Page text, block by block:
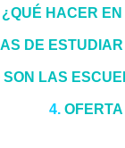
¿QUÉ HACER
DE
SON LAS
4.